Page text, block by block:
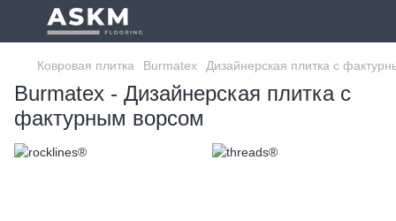
Ковровая плитка Burmatex Дизайнерская плитка с
Burmatex - Дизайнерская плитка с
фактурным ворсом